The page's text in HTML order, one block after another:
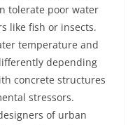
tolerate poor water
like fish or insects.
temperature and
depending
concrete structures
stressors.
of urban